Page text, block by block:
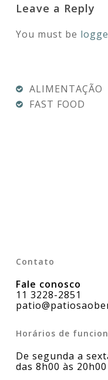
Leave a Reply
You must be
ALIMENTAÇÃO
FAST FOOD
Contato
Fale conosco
11 3228-2851
Horários de
De segunda a
das 8h00 às 20h00